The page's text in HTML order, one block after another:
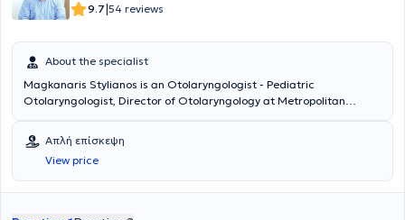
9.7|54 reviews
About the specialist
Magkanaris Stylianos is an Otolaryngologist - Pediatric
Otolaryngologist, Director of Otolaryngology at Metropolitan
Kyparissia. He is a graduate of the Medical School of Cluj University
in Romania and completed his specialty training in the
Otolaryngology Department of Athens General Hospital
"Hippocratio". Additionally, he has significant experience in
Απλή επίσκεψη
View price